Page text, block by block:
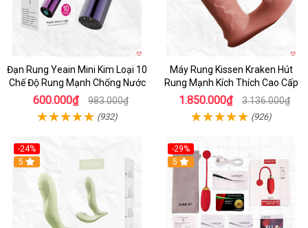
Đạn Rung Yeain Mini Kim Loại 10
Chế Độ Rung Mạnh Chống Nước
600.000₫ 983.000₫
(932)
Máy Rung Kissen Kraken Hút
Rung Mạnh Kích Thích Cao Cấp
1.850.000₫ 3.136.000₫
(926)
-24%
Hot
5
-29%
5